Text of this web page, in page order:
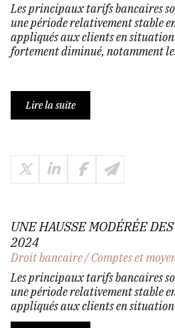
Les principaux tarifs bancaires
une période relativement stable
appliqués aux clients en
fortement diminué, notamment
Lire la suite
UNE HAUSSE MODÉRÉE
2024
Droit bancaire/Comptes et
Les principaux tarifs bancaires
une période relativement stable
appliqués aux clients en